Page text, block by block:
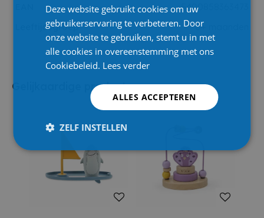
5400858363473
Leeftijdsgroep
0+ maanden
Gelijkaardige producten
Deze website gebruikt cookies om uw
gebruikerservaring te verbeteren. Door
onze website te gebruiken, stemt u in met
alle cookies in overeenstemming met ons
Cookiebeleid. Lees verder
ALLES ACCEPTEREN
ZELF INSTELLEN